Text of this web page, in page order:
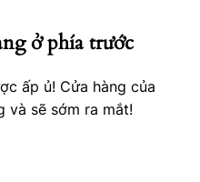
ở phía trước
ấp ủ! Cửa hàng của
và sẽ sớm ra mắt!